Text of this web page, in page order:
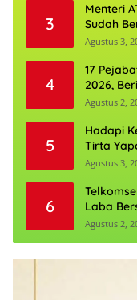
3
Menteri
Sudah
Agustus 3,
4
17
2026,
Agustus 2,
5
Hadapi
Tirta
Agustus 3,
6
Laba
Triliun
Agustus 2,